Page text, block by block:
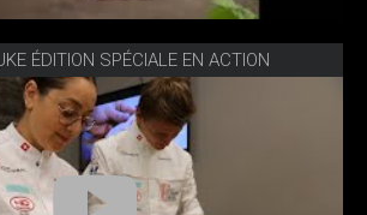
ÉDITION SPÉCIALE EN ACTION